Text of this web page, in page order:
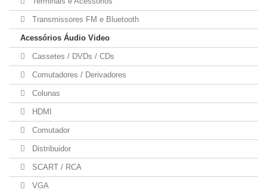
Transmissores FM e Bluetooth
Acessórios Áudio Video
Cassetes / DVDs / CDs
Comutadores / Derivadores
Colunas
HDMI
Comutador
Distribuidor
SCART / RCA
VGA